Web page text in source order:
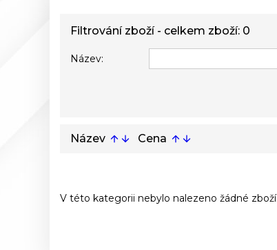
Filtrování zboží - celkem zboží: 0
Název:
Název arrow_upward arrow_downward Cena arrow_upward arrow_downward
V této kategorii nebylo nalezeno žádné zboží.